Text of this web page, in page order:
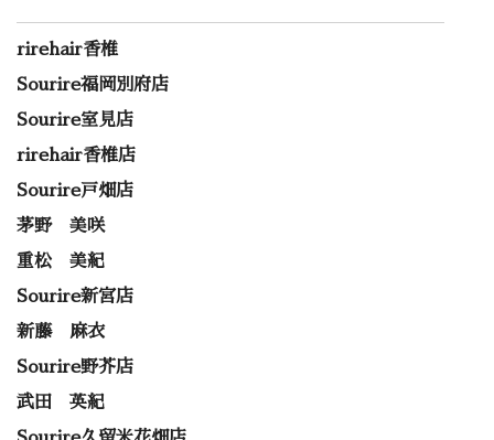
rirehair香椎
Sourire福岡別府店
Sourire室見店
rirehair香椎店
Sourire戸畑店
茅野 美咲
重松 美紀
Sourire新宮店
新藤 麻衣
Sourire野芥店
武田 英紀